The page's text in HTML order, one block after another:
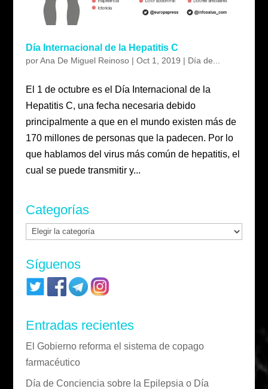
Día Internacional de la Hepatitis C
porAna De Miguel Reinoso| Oct 1, 2019 | Día de...
El 1 de octubre es el Día Internacional de la
Hepatitis C, una fecha necesaria debido
principalmente a que en el mundo existen más de
170 millones de personas que la padecen. Por lo
que hablamos del virus más común de hepatitis, el
cual se puede transmitir y...
Categorías
Categorías
Síguenos
Entradas recientes
El Gobierno reforma el sistema de copago
farmacéutico
Día de Conciencia sobre la Epilepsia o Día